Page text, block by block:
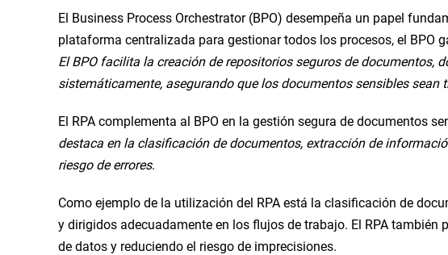
El Business Process Orchestrator (BPO) desempeña un papel
plataforma centralizada para gestionar todos los procesos, el
El BPO facilita la creación de repositorios seguros de documentos,
sistemáticamente, asegurando que los documentos sensibles
El RPA complementa al BPO en la gestión segura de documentos
destaca en la clasificación de documentos, extracción de
riesgo de errores.
Como ejemplo de la utilización del RPA está la clasificación de
y dirigidos adecuadamente en los flujos de trabajo. El RPA
de datos y reduciendo el riesgo de imprecisiones.